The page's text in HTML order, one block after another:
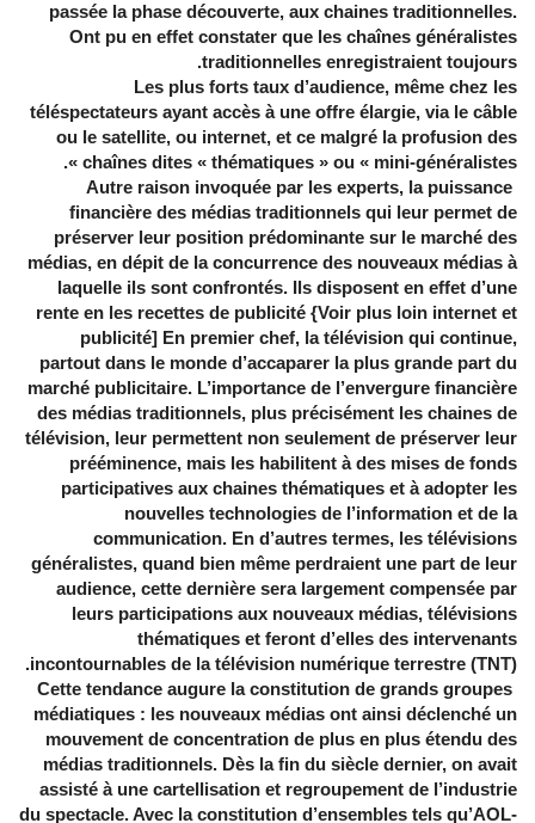
passée la phase découverte, aux chaines traditionnelles.
Ont pu en effet constater que les chaînes généralistes
traditionnelles enregistraient toujours.
Les plus forts taux d’audience, même chez les
téléspectateurs ayant accès à une offre élargie, via le câble
ou le satellite, ou internet, et ce malgré la profusion des
chaînes dites « thématiques » ou « mini-généralistes ».
Autre raison invoquée par les experts, la puissance
financière des médias traditionnels qui leur permet de
préserver leur position prédominante sur le marché des
médias, en dépit de la concurrence des nouveaux médias à
laquelle ils sont confrontés. Ils disposent en effet d’une
rente en les recettes de publicité {Voir plus loin internet et
publicité] En premier chef, la télévision qui continue,
partout dans le monde d’accaparer la plus grande part du
marché publicitaire. L’importance de l’envergure financière
des médias traditionnels, plus précisément les chaines de
télévision, leur permettent non seulement de préserver leur
prééminence, mais les habilitent à des mises de fonds
participatives aux chaines thématiques et à adopter les
nouvelles technologies de l’information et de la
communication. En d’autres termes, les télévisions
généralistes, quand bien même perdraient une part de leur
audience, cette dernière sera largement compensée par
leurs participations aux nouveaux médias, télévisions
thématiques et feront d’elles des intervenants
incontournables de la télévision numérique terrestre (TNT).
Cette tendance augure la constitution de grands groupes
médiatiques : les nouveaux médias ont ainsi déclenché un
mouvement de concentration de plus en plus étendu des
médias traditionnels. Dès la fin du siècle dernier, on avait
assisté à une cartellisation et regroupement de l’industrie
du spectacle. Avec la constitution d’ensembles tels qu’AOL-